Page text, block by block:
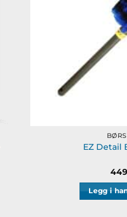
EZ Detail
449
Legg i